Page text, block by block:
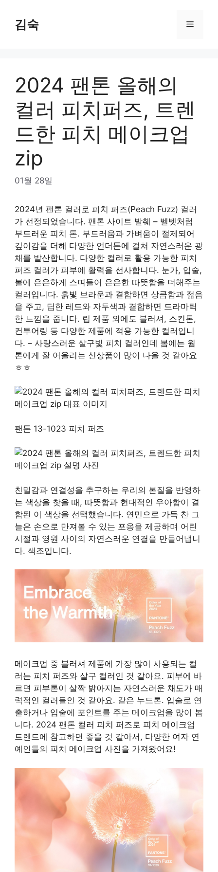
content
김숙 Menu
2024 팬톤 올해의
컬러 피치퍼즈, 트렌
드한 피치 메이크업
zip
01월 28일
2024년 팬톤 컬러로 피치 퍼즈(Peach Fuzz) 컬러
가 선정되었습니다. 팬톤 사이트 발췌 – 벨벳처럼
부드러운 피치 톤. 부드러움과 가벼움이 절제되어
깊이감을 더해 다양한 언더톤에 걸쳐 자연스러운 광
채를 발산합니다. 다양한 컬러로 활용 가능한 피치
퍼즈 컬러가 피부에 활력을 선사합니다. 눈가, 입술,
볼에 은은하게 스며들어 은은한 따뜻함을 더해주는
컬러입니다. 흙빛 브라운과 결합하면 상큼함과 젊음
을 주고, 딥한 레드와 자두색과 결합하면 드라마틱
한 느낌을 줍니다. 립 제품 외에도 블러셔, 스킨톤,
컨투어링 등 다양한 제품에 적용 가능한 컬러입니
다. – 사랑스러운 살구빛 피치 컬러인데 봄에는 웜
톤에게 잘 어울리는 신상품이 많이 나올 것 같아요
ㅎㅎ
팬톤 13-1023 피치 퍼즈
친밀감과 연결성을 추구하는 우리의 본질을 반영하
는 색상을 찾을 때, 따뜻함과 현대적인 우아함이 결
합된 이 색상을 선택했습니다. 연민으로 가득 찬 그
늘은 손으로 만져볼 수 있는 포옹을 제공하며 어린
시절과 영원 사이의 자연스러운 연결을 만들어냅니
다. 색조입니다.
메이크업 중 블러셔 제품에 가장 많이 사용되는 컬
러는 피치 퍼즈와 살구 컬러인 것 같아요. 피부에 바
르면 피부톤이 살짝 밝아지는 자연스러운 채도가 매
력적인 컬러들인 것 같아요. 같은 누드톤. 입술로 연
출하거나 입술에 포인트를 주는 메이크업을 많이 봅
니다. 2024 팬톤 컬러 피치 퍼즈로 피치 메이크업
트렌드에 참고하면 좋을 것 같아서, 다양한 여자 연
예인들의 피치 메이크업 사진을 가져왔어요!